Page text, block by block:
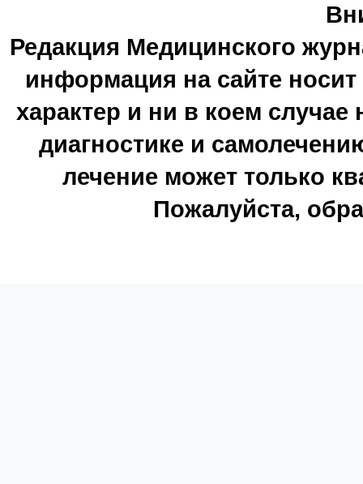
Редакция Медицинского
информация на сайте
характер и ни в коем
диагностике и
лечение может только
Пожалуйста,